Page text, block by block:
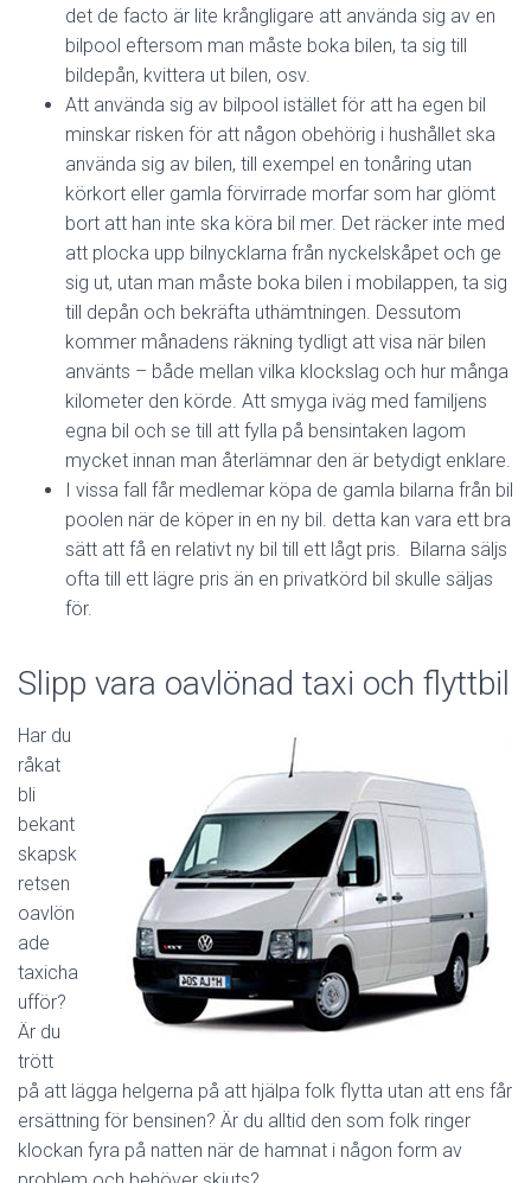
det de facto är lite krångligare att använda sig av en
bilpool eftersom man måste boka bilen, ta sig till
bildepån, kvittera ut bilen, osv.
Att använda sig av bilpool istället för att ha egen bil
minskar risken för att någon obehörig i hushållet ska
använda sig av bilen, till exempel en tonåring utan
körkort eller gamla förvirrade morfar som har glömt
bort att han inte ska köra bil mer. Det räcker inte med
att plocka upp bilnycklarna från nyckelskåpet och ge
sig ut, utan man måste boka bilen i mobilappen, ta sig
till depån och bekräfta uthämtningen. Dessutom
kommer månadens räkning tydligt att visa när bilen
använts – både mellan vilka klockslag och hur många
kilometer den körde. Att smyga iväg med familjens
egna bil och se till att fylla på bensintaken lagom
mycket innan man återlämnar den är betydigt enklare.
I vissa fall får medlemar köpa de gamla bilarna från bil
poolen när de köper in en ny bil. detta kan vara ett bra
sätt att få en relativt ny bil till ett lågt pris. Bilarna säljs
ofta till ett lägre pris än en privatkörd bil skulle säljas
för.
Slipp vara oavlönad taxi och flyttbil
Har du
råkat
bli
bekant
skapsk
retsen
oavlön
ade
taxicha
ufför?
Är du
trött
på att lägga helgerna på att hjälpa folk flytta utan att ens får
ersättning för bensinen? Är du alltid den som folk ringer
klockan fyra på natten när de hamnat i någon form av